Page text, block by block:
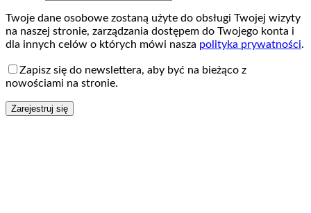
Twoje dane osobowe zostaną użyte do obsługi Twojej wizyty
na naszej stronie, zarządzania dostępem do Twojego konta i
dla innych celów o których mówi nasza polityka prywatności.
Zapisz się do newslettera, aby być na bieżąco z
nowościami na stronie.
Zarejestruj się